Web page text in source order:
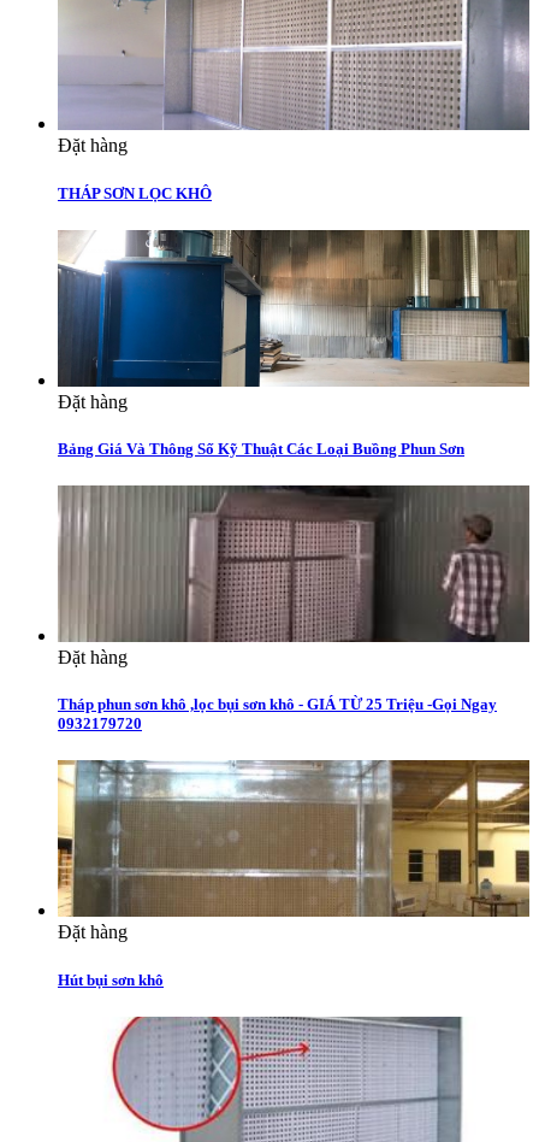
Đặt hàng
THÁP SƠN LỌC KHÔ
Đặt hàng
Bảng Giá Và Thông Số Kỹ Thuật Các Loại Buồng Phun Sơn
Đặt hàng
Tháp phun sơn khô ,lọc bụi sơn khô - GIÁ TỪ 25 Triệu -Gọi Ngay
0932179720
Đặt hàng
Hút bụi sơn khô